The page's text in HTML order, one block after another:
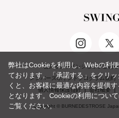
公式オンラインショップご利
メンバーズポイントプログラム規約
個人情報保護指針
会社概要
Copyright © BURNEDESTROSE
弊社はCookieを利用し、Webの利
ております。「承諾する」をクリ
くと、お客様に最適な内容を提供
となります。Cookieの利用について
ご覧ください。